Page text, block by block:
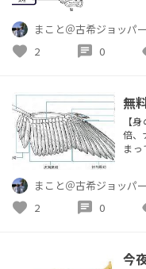
基づ
題
数
まこと＠古希ジョッパ
favorite 2 chat 0
無
【
倍、
ま
ては
る
推
まこと＠古希ジョッパ
favorite 2 chat 0
今